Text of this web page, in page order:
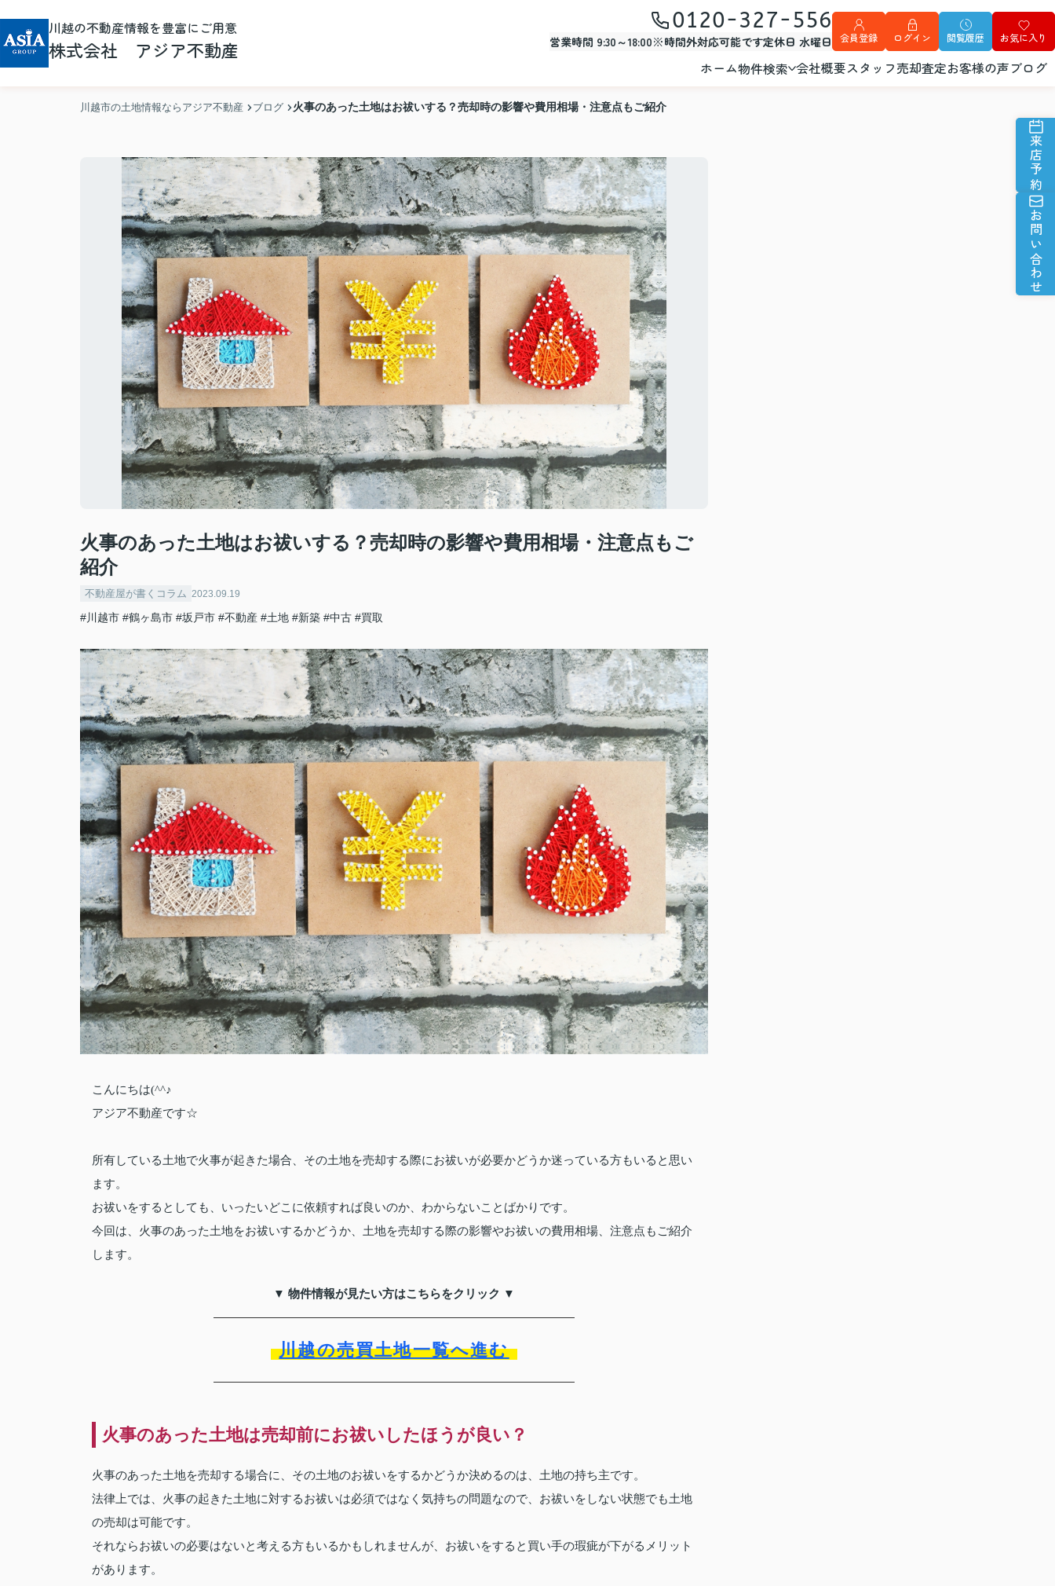
川越の不動産情報を豊富にご用意
株式会社 アジア不動産
0120-327-556
営業時間 9:30～18:00※時間外対応可能です定休日 水曜日 会員登録 ログイン 閲覧履歴 お気に入り
ホーム物件検索 会社概要スタッフ売却査定お客様の声ブログ
来店予約
お問い合わせ
川越市の土地情報ならアジア不動産 ブログ 火事のあった土地はお祓いする？売却時の影響や費用相場・注意点もご紹介
火事のあった土地はお祓いする？売却時の影響や費用相場・注意点もご
紹介
不動産屋が書くコラム 2023.09.19
#川越市 #鶴ヶ島市 #坂戸市 #不動産 #土地 #新築 #中古 #買取
こんにちは(^^♪
アジア不動産です☆
所有している土地で火事が起きた場合、その土地を売却する際にお祓いが必要かどうか迷っている方もいると思い
ます。
お祓いをするとしても、いったいどこに依頼すれば良いのか、わからないことばかりです。
今回は、火事のあった土地をお祓いするかどうか、土地を売却する際の影響やお祓いの費用相場、注意点もご紹介
します。
▼ 物件情報が見たい方はこちらをクリック ▼
川越の売買土地一覧へ進む
火事のあった土地は売却前にお祓いしたほうが良い？
火事のあった土地を売却する場合に、その土地のお祓いをするかどうか決めるのは、土地の持ち主です。
法律上では、火事の起きた土地に対するお祓いは必須ではなく気持ちの問題なので、お祓いをしない状態でも土地
の売却は可能です。
それならお祓いの必要はないと考える方もいるかもしれませんが、お祓いをすると買い手の瑕疵が下がるメリット
があります。